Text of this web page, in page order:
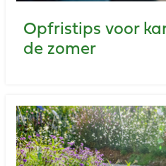
Opfristips voor
de zomer